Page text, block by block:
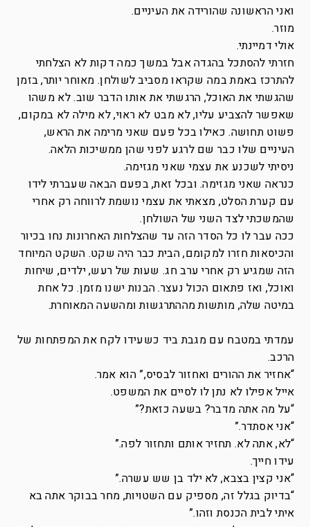
ואני הראשונה שהורידה את העיניים.
מוזר.
אולי דמיינתי.
חזרתי להסתכל בהגדה אבל במשך כמה דקות לא הצלחתי
להתרכז באמת במה שקראו מסביב לשולחן. מאוחר יותר, בזמן
שהגשתי את האוכל, הרגשתי את אותו הדבר שוב. לא משהו
שאפשר להצביע עליו, לא מבט לא ראוי, לא מילה לא במקום,
פשוט תחושה. כאילו בכל פעם שאני מרימה את הראש,
העיניים שלו כבר שם לרגע לפני שהן ממשיכות הלאה.
ניסיתי לשכנע את עצמי שאני מגזימה.
כנראה שאני מגזימה. ובכל זאת, בפעם הבאה שעברתי לידו
עם קערת הסלט, מצאתי את עצמי נושמת לרווחה רק אחרי
שהמשכתי לצד השני של השולחן.
ככה עבר לו כל הסדר הזה עד שהצלחות האחרונות נחו בכיור
והכיסאות חזרו למקומם, הבית כבר היה שקט. השקט המיוחד
הזה שמגיע רק אחרי ערב חג. שעות של רעש, ילדים, שיחות
ואוכל, ואז פתאום הכול נעצר. הבנות ישנו מזמן. כל אחת
במיטה שלה, מותשות מההתרגשות ומהשעה המאוחרת.
עמדתי במטבח עם מגבת ביד כשעידו לקח את המפתחות של
הרכב.
“אחזיר את ההורים ואחזור לבסיס,” הוא אמר.
אייל אפילו לא נתן לו לסיים את המשפט.
“על מה אתה מדבר? בשעה כזאת?”
“אני אסתדר.”
“לא, אתה לא. תחזיר אותם ותחזור לפה.”
עידו חייך.
“אני קצין בצבא, לא ילד בן שש עשרה.”
“בדיוק בגלל זה, מספיק עם השטויות, מחר בבוקר אתה בא
איתי לבית הכנסת וזהו.”